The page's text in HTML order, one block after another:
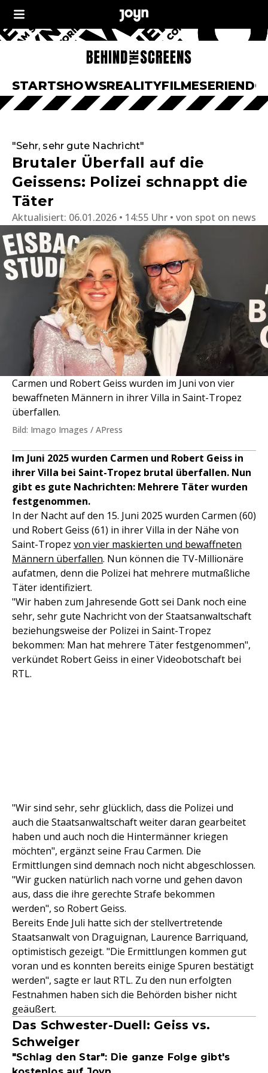
STARTSHOWSREALITYFILMESERIEN
"Sehr, sehr gute Nachricht"
Brutaler Überfall auf die
Geissens: Polizei schnappt die
Täter
Aktualisiert: 06.01.2026 • 14:55 Uhr von spot on news
Carmen und Robert Geiss wurden im Juni von vier
bewaffneten Männern in ihrer Villa in Saint-Tropez
überfallen.
Bild: Imago Images / APress
Im Juni 2025 wurden Carmen und Robert Geiss in
ihrer Villa bei Saint-Tropez brutal überfallen. Nun
gibt es gute Nachrichten: Mehrere Täter wurden
festgenommen.
In der Nacht auf den 15. Juni 2025 wurden Carmen (60)
und Robert Geiss (61) in ihrer Villa in der Nähe von
Saint-Tropez von vier maskierten und bewaffneten
Männern überfallen. Nun können die TV-Millionäre
aufatmen, denn die Polizei hat mehrere mutmaßliche
Täter identifiziert.
"Wir haben zum Jahresende Gott sei Dank noch eine
sehr, sehr gute Nachricht von der Staatsanwaltschaft
beziehungsweise der Polizei in Saint-Tropez
bekommen: Man hat mehrere Täter festgenommen",
verkündet Robert Geiss in einer Videobotschaft bei
RTL.
"Wir sind sehr, sehr glücklich, dass die Polizei und
auch die Staatsanwaltschaft weiter daran gearbeitet
haben und auch noch die Hintermänner kriegen
möchten", ergänzt seine Frau Carmen. Die
Ermittlungen sind demnach noch nicht abgeschlossen.
"Wir gucken natürlich nach vorne und gehen davon
aus, dass die ihre gerechte Strafe bekommen
werden", so Robert Geiss.
Bereits Ende Juli hatte sich der stellvertretende
Staatsanwalt von Draguignan, Laurence Barriquand,
optimistisch gezeigt. "Die Ermittlungen kommen gut
voran und es konnten bereits einige Spuren bestätigt
werden", sagte er laut RTL. Zu den nun erfolgten
Festnahmen haben sich die Behörden bisher nicht
geäußert.
Das Schwester-Duell: Geiss vs.
Schweiger
"Schlag den Star": Die ganze Folge gibt's